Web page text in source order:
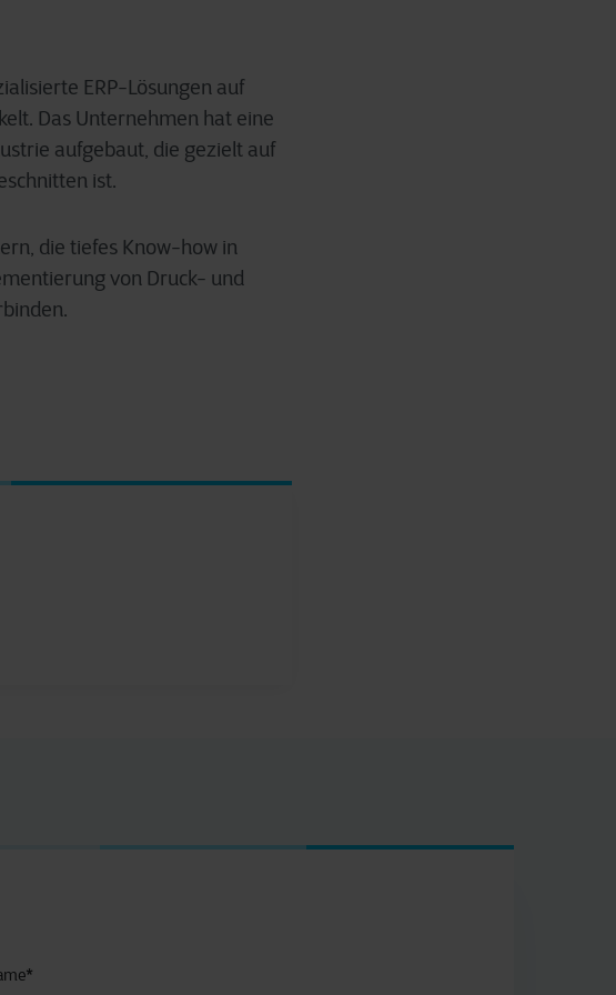
ERP-Lösungen auf
Das Unternehmen hat eine
aufgebaut, die gezielt auf
ist.
die tiefes Know-how in
von Druck- und
*